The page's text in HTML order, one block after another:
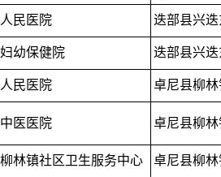
民医院 迭部县兴迭
幼保健院 迭部县兴迭
民医院 卓尼县柳
医医院 卓尼县柳
林镇社区卫生服务中心 卓尼县柳